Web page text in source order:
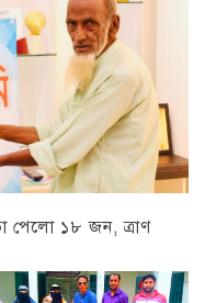
পেলো ১৮ জন, ত্রাণ